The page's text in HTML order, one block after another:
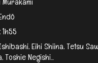
1h55
Eihi Shiina, Tetsu
Toshie Negishi...